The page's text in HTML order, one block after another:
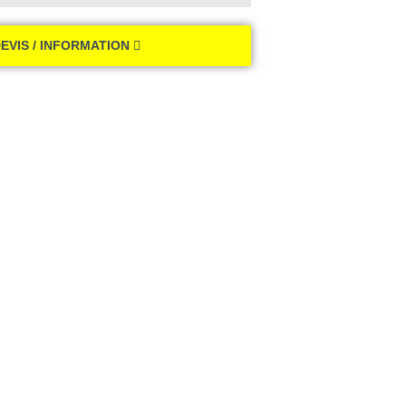
/ INFORMATION